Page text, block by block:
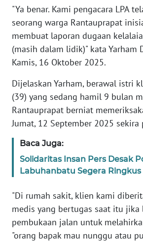
"Ya benar. Kami pengacara LPA
seorang warga Rantauprapat
membuat laporan dugaan
(masih dalam lidik)" kata Yarham
Kamis, 16 Oktober 2025.
Dijelaskan Yarham, berawal istri
(39) yang sedang hamil 9 bulan
Rantauprapat berniat
Jumat, 12 September 2025 sekira
Baca Juga:
Solidaritas Insan Pers Desak
Labuhanbatu Segera
"Di rumah sakit, klien kami
medis yang bertugas saat itu jika
pembukaan jalan untuk
"orang bapak mau nunggu atau
WN
PAPUA
BARAT
WN
WN
SERAMBI
WN
WN
WN
NTB